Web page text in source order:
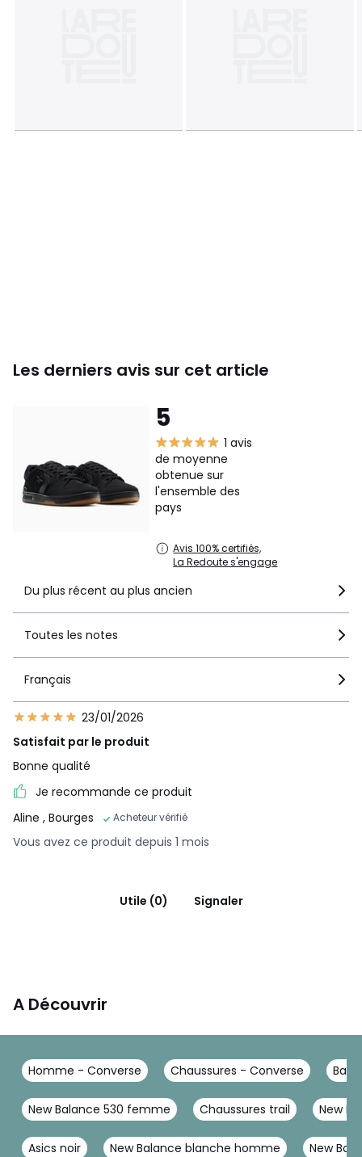
Les derniers avis sur cet article
5
1 avis
de moyenne
obtenue sur
l'ensemble des
pays
Avis 100% certifiés,
La Redoute s'engage
Du plus récent au plus ancien
Toutes les notes
Français
23/01/2026
Satisfait par le produit
Bonne qualité
Je recommande ce produit
Aline , Bourges Acheteur vérifié
Vous avez ce produit depuis 1 mois
Utile (0) Signaler
A Découvrir
Homme - Converse Chaussures - Converse
New Balance 530 femme Chaussures trail New
Asics noir New Balance blanche homme New